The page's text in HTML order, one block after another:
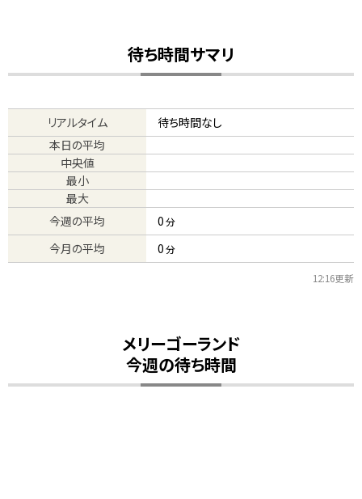
待ち時間サマリ
リアルタイム
待ち時間なし
本日の平均
中央値
最小
最大
今週の平均
0分
今月の平均 0分
12:16更新
メリーゴーランド
今週の待ち時間